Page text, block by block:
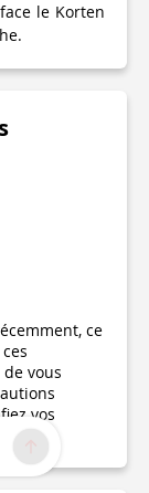
le Korten
ce
vous
vos